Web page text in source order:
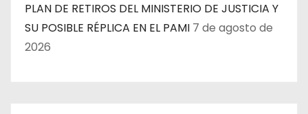
PLAN DE RETIROS DEL MINISTERIO DE JUSTICIA Y
SU POSIBLE RÉPLICA EN EL PAMI 7 de agosto de
2026